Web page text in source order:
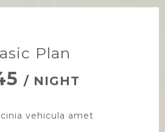
Plan
/ NIGHT
vehicula amet